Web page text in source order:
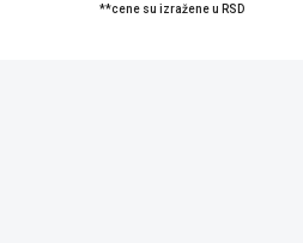
**cene su izražene u RSD